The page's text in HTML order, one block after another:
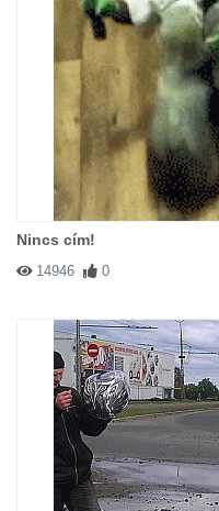
Nincs cím!
14946 0